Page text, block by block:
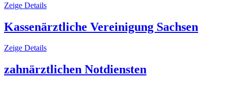
Zeige Details
Kassenärztliche Vereinigung Sachsen
Zeige Details
zahnärztlichen Notdiensten